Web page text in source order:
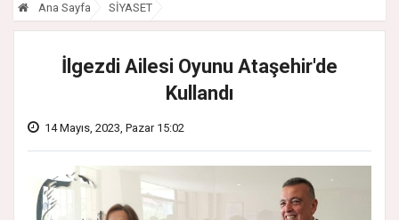
Ana Sayfa SİYASET
İlgezdi Ailesi Oyunu Ataşehir'de
Kullandı
14 Mayıs, 2023, Pazar 15:02